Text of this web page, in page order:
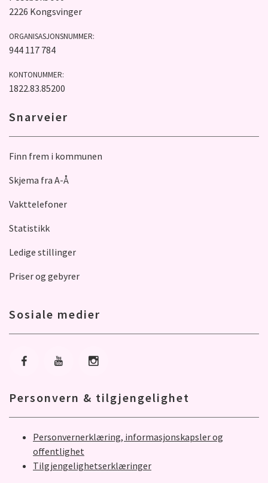
2226 Kongsvinger
ORGANISASJONSNUMMER:
944 117 784
KONTONUMMER:
1822.83.85200
Snarveier
Finn frem i kommunen
Skjema fra A-Å
Vakttelefoner
Statistikk
Ledige stillinger
Priser og gebyrer
Sosiale medier
Gå til Facebook
Gå til YoutubeGå til Instagram
Personvern & tilgjengelighet
Personvernerklæring, informasjonskapsler og
offentlighet
Tilgjengelighetserklæringer